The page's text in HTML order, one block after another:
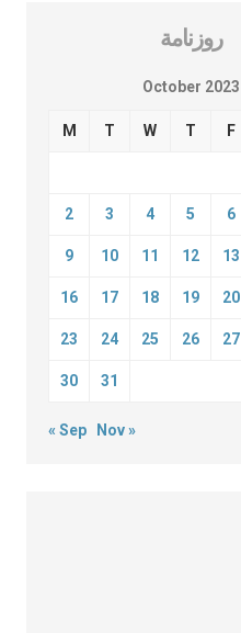
روزنامة
October 2023
M T W T F
2 3 4 5 6
9 10 11 12 13
16 17 18 19 20
23 24 25 26 27
30 31
« Sep Nov »